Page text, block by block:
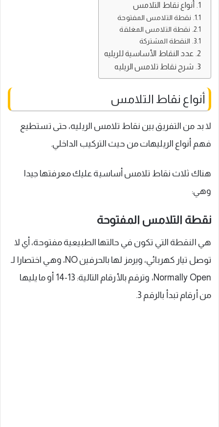
أنواع نقاط التلامس
نقطة التلامس المفتوحة
نقطة التلامس المغلقة
النقطة المشتركة
عدد النقاط الأساسية للريليه
شرح نقاط تلامس الريليه
أنواع نقاط التلامس
لا بد من التفريق بين نقاط تلامس الريليه، حتى تستطيع
فهم أنواع الريليهات من حيث التركيب الداخلي.
هناك ثلاث نقاط تلامس أساسية عليك معرفتها جيدا
وهي:
نقطة التلامس المفتوحة
هي النقطة التي تكون في حالتها الطبيعية مفتوحة، أي لا
توصل تيار كهربائي، ويرمز لها بالحرفين NO، وهي اختصارا لـ
Normally Open، وترقم بالأرقام التالية: 13-14 أو ما يليها
من أرقام تبدأ بالرقم 3.